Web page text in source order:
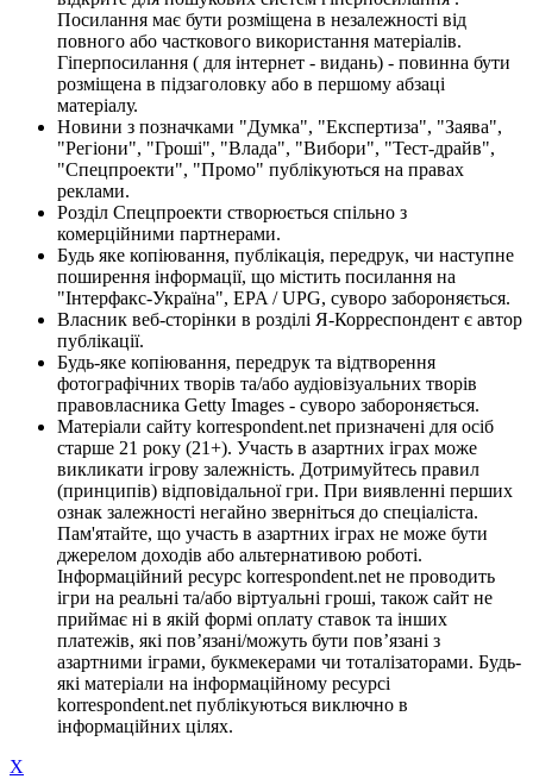
Посилання має бути розміщена в незалежності від
повного або часткового використання матеріалів.
Гіперпосилання ( для інтернет - видань) - повинна бути
розміщена в підзаголовку або в першому абзаці
матеріалу.
Новини з позначками "Думка", "Експертиза", "Заява",
"Регіони", "Гроші", "Влада", "Вибори", "Тест-драйв",
"Спецпроекти", "Промо" публікуються на правах
реклами.
Розділ Спецпроекти створюється спільно з
комерційними партнерами.
Будь яке копіювання, публікація, передрук, чи наступне
поширення інформації, що містить посилання на
"Інтерфакс-Україна", EPA / UPG, суворо забороняється.
Власник веб-сторінки в розділі Я-Корреспондент є автор
публікації.
Будь-яке копіювання, передрук та відтворення
фотографічних творів та/або аудіовізуальних творів
правовласника Getty Images - суворо забороняється.
Матеріали сайту korrespondent.net призначені для осіб
старше 21 року (21+). Участь в азартних іграх може
викликати ігрову залежність. Дотримуйтесь правил
(принципів) відповідальної гри. При виявленні перших
ознак залежності негайно зверніться до спеціаліста.
Пам'ятайте, що участь в азартних іграх не може бути
джерелом доходів або альтернативою роботі.
Інформаційний ресурс korrespondent.net не проводить
ігри на реальні та/або віртуальні гроші, також сайт не
приймає ні в якій формі оплату ставок та інших
платежів, які пов’язані/можуть бути пов’язані з
азартними іграми, букмекерами чи тоталізаторами. Будь-
які матеріали на інформаційному ресурсі
korrespondent.net публікуються виключно в
інформаційних цілях.
X